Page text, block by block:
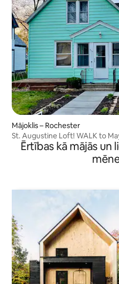
Mājoklis – Rochester
St. Augustine Loft! WALK to
Ērtības kā mājās un